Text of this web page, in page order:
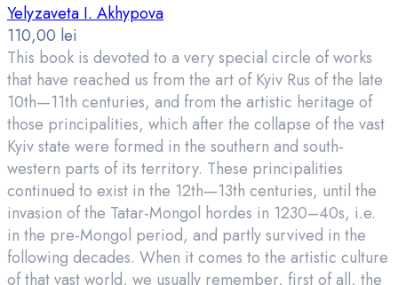
Yelyzaveta I. Akhypova
110,00 lei
This book is devoted to a very special circle of works
that have reached us from the art of Kyiv Rus of the late
10th—11th centuries, and from the artistic heritage of
those principalities, which after the collapse of the vast
Kyiv state were formed in the southern and south-
western parts of its territory. These principalities
continued to exist in the 12th—13th centuries, until the
invasion of the Tatar-Mongol hordes in 1230–40s, i.e.
in the pre-Mongol period, and partly survived in the
following decades. When it comes to the artistic culture
of that vast world, we usually remember, first of all, the